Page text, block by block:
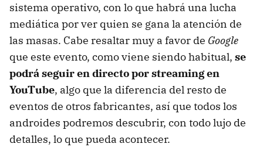
sistema operativo, con lo que habrá una lucha
mediática por ver quien se gana la atención de
las masas. Cabe resaltar muy a favor de Google
que este evento, como viene siendo habitual, se
podrá seguir en directo por streaming en
YouTube, algo que la diferencia del resto de
eventos de otros fabricantes, así que todos los
androides podremos descubrir, con todo lujo de
detalles, lo que pueda acontecer.